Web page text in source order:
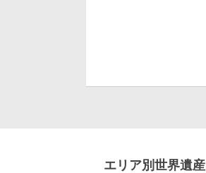
エリア別世界遺産